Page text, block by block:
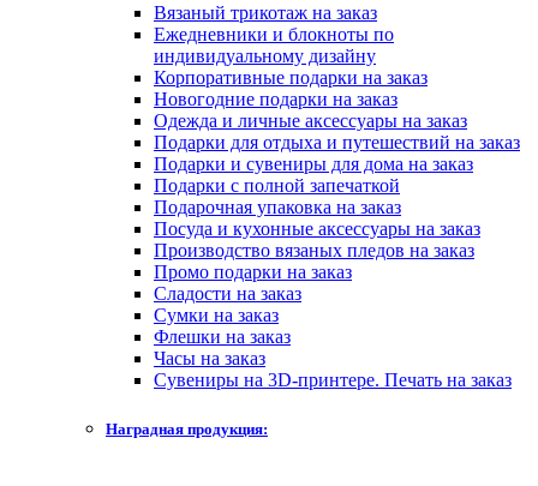
Вязаный трикотаж на заказ
Ежедневники и блокноты по
индивидуальному дизайну
Корпоративные подарки на заказ
Новогодние подарки на заказ
Одежда и личные аксессуары на заказ
Подарки для отдыха и путешествий на заказ
Подарки и сувениры для дома на заказ
Подарки с полной запечаткой
Подарочная упаковка на заказ
Посуда и кухонные аксессуары на заказ
Производство вязаных пледов на заказ
Промо подарки на заказ
Сладости на заказ
Сумки на заказ
Флешки на заказ
Часы на заказ
Сувениры на 3D-принтере. Печать на заказ
Наградная продукция: